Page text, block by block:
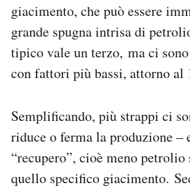
giacimento, che può essere
grande spugna intrisa di
tipico vale un terzo, ma ci
con fattori più bassi, attorno al
Semplificando, più strappi ci
riduce o ferma la produzione –
“recupero”, cioè meno
quello specifico giacimento.